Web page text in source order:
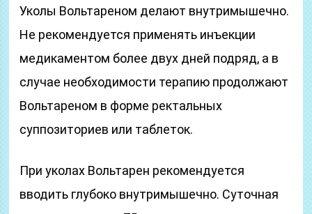
Уколы Вольтареном делают внутримышечно.
Не рекомендуется применять инъекции
медикаментом более двух дней подряд, а в
случае необходимости терапию продолжают
Вольтареном в форме ректальных
суппозиториев или таблеток.
При уколах Вольтарен рекомендуется
вводить глубоко внутримышечно. Суточная